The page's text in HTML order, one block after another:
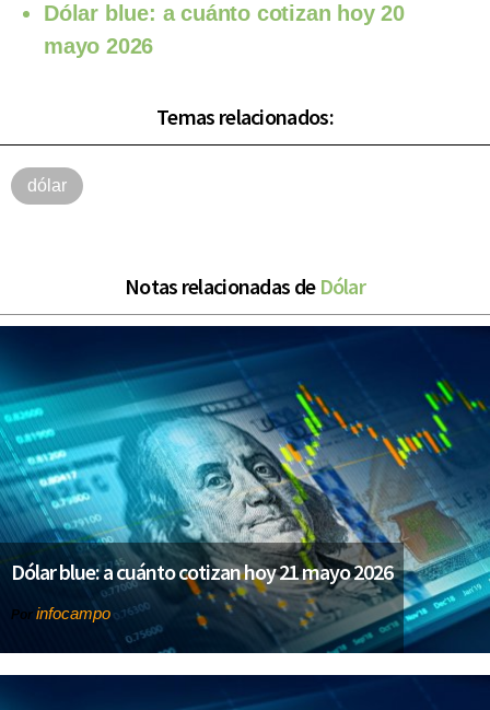
Dólar blue: a cuánto cotizan hoy 20
mayo 2026
Temas relacionados:
dólar
Notas relacionadas de Dólar
Dólar blue: a cuánto cotizan hoy 21 mayo 2026
Por infocampo